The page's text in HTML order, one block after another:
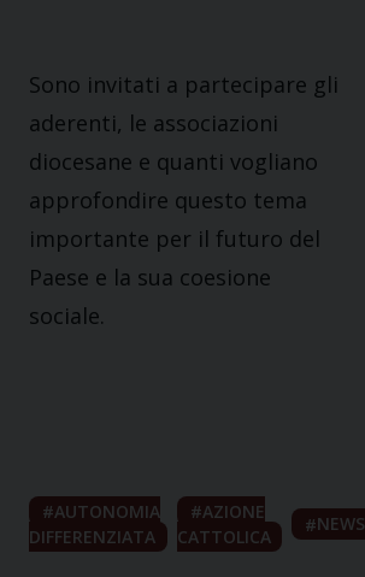
Sono invitati a partecipare gli
aderenti, le associazioni
diocesane e quanti vogliano
approfondire questo tema
importante per il futuro del
Paese e la sua coesione
sociale.
AUTONOMIA
DIFFERENZIATA
AZIONE
CATTOLICA
NEWS